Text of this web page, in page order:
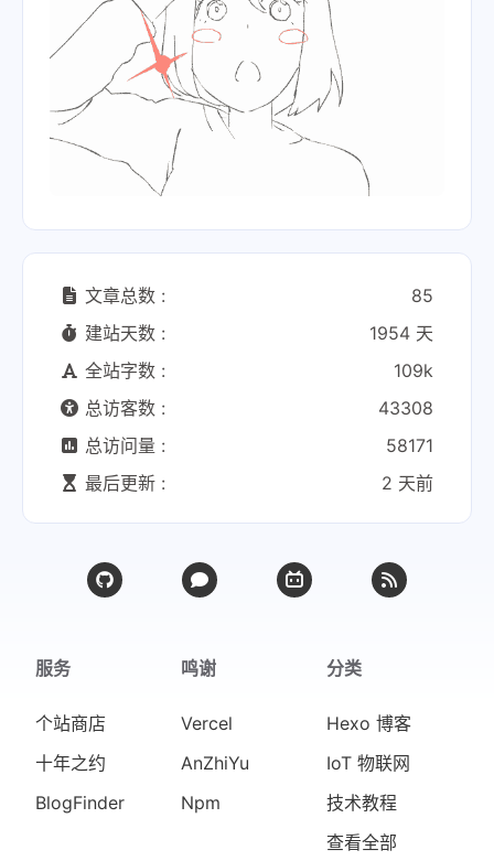
文章总数 :
85
建站天数 :
1954 天
全站字数 :
109k
总访客数 :
43308
总访问量 :
58171
最后更新 :
2 天前
服务
个站商店
十年之约
BlogFinder
鸣谢
Vercel
AnZhiYu
Npm
分类
Hexo 博客
IoT 物联网
技术教程
查看全部